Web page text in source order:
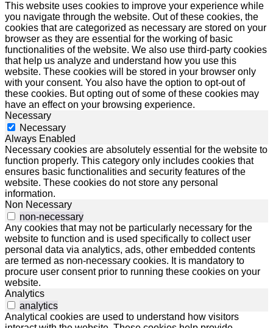
This website uses cookies to improve your experience while
you navigate through the website. Out of these cookies, the
cookies that are categorized as necessary are stored on your
browser as they are essential for the working of basic
functionalities of the website. We also use third-party cookies
that help us analyze and understand how you use this
website. These cookies will be stored in your browser only
with your consent. You also have the option to opt-out of
these cookies. But opting out of some of these cookies may
have an effect on your browsing experience.
Necessary
Necessary
Always Enabled
Necessary cookies are absolutely essential for the website to
function properly. This category only includes cookies that
ensures basic functionalities and security features of the
website. These cookies do not store any personal
information.
Non Necessary
non-necessary
Any cookies that may not be particularly necessary for the
website to function and is used specifically to collect user
personal data via analytics, ads, other embedded contents
are termed as non-necessary cookies. It is mandatory to
procure user consent prior to running these cookies on your
website.
Analytics
analytics
Analytical cookies are used to understand how visitors